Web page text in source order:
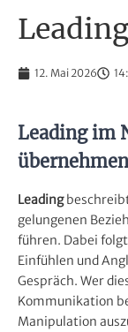
Leading
12. Mai 2026
Leading im
übernehmen
Leading
gelungenen
führen. Dabei
Einfühlen und
Gespräch. Wer
Kommunikation
Manipulation